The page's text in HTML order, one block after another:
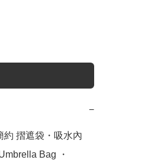
−
約 摺遮袋・吸水內
Bag ・